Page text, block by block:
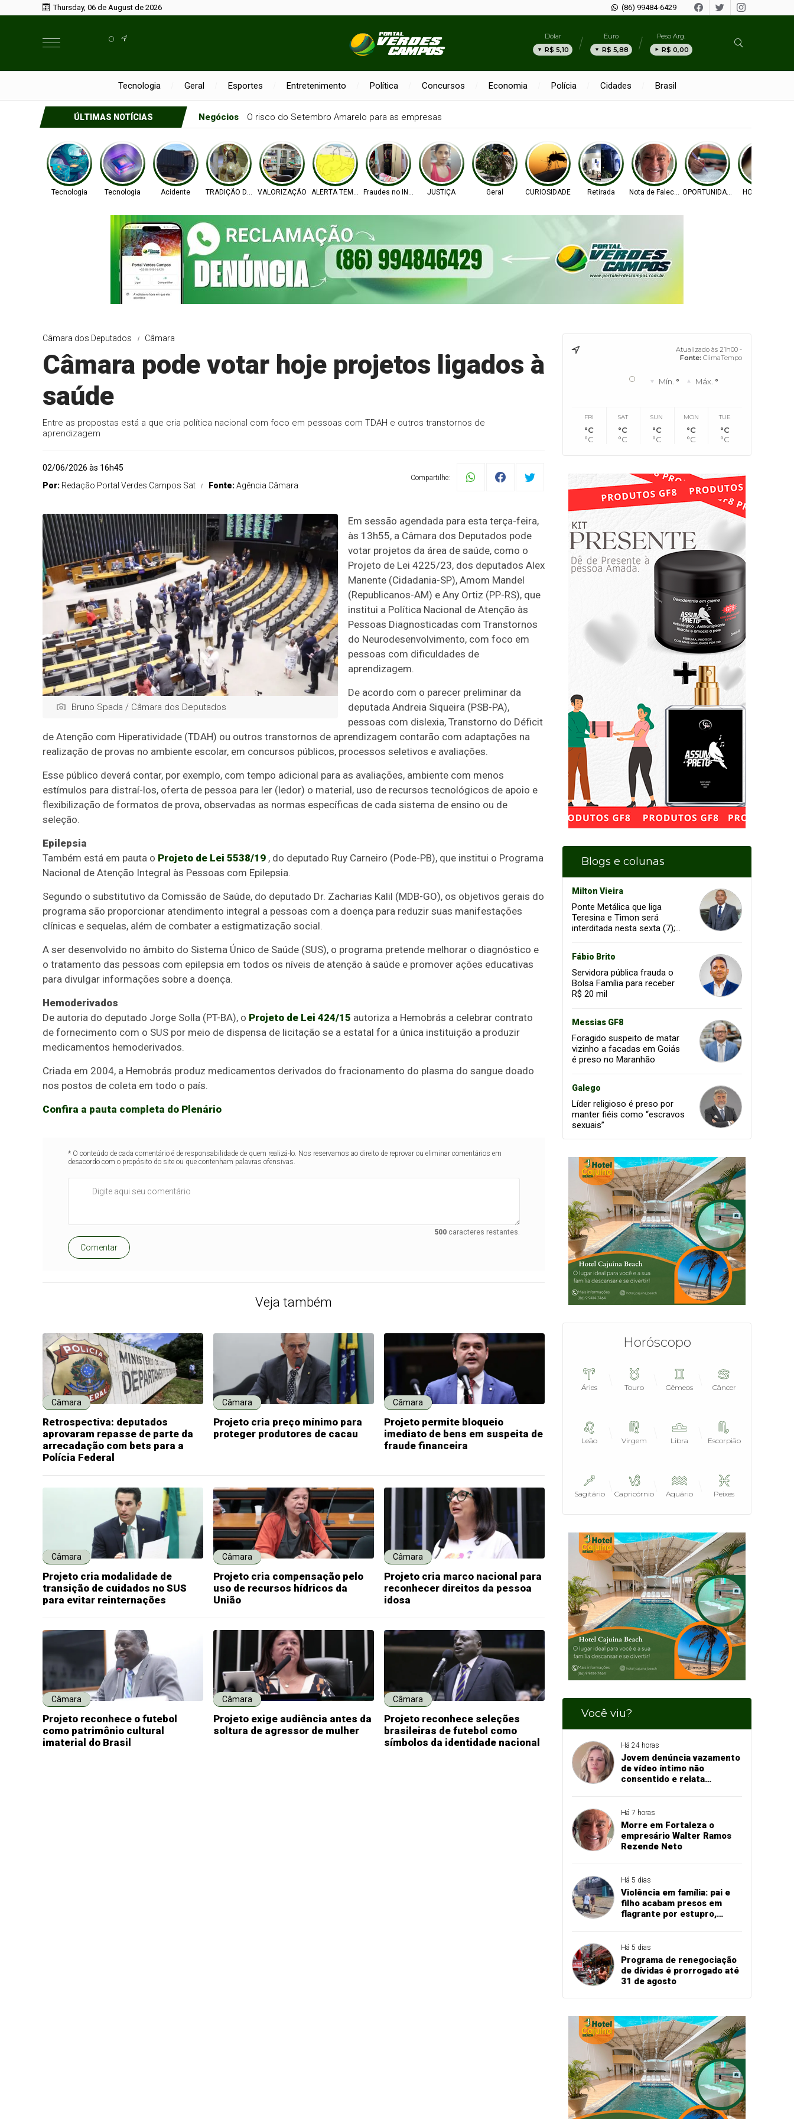
Thursday, 06 de August de 2026 (86) 99484-6429
°
Dólar
R$ 5,10
Euro
R$ 5,88
Peso Arg.
R$ 0,00
Tecnologia Geral Esportes Entretenimento Política Concursos Economia Polícia Cidades Brasil
ÚLTIMAS NOTÍCIAS Negócios O risco do Setembro Amarelo para as empresas
Tecnologia Tecnologia Acidente TRADIÇÃO DE FÉVALORIZAÇÃO ALERTA TEMPO Fraudes no INSS JUSTIÇA Geral CURIOSIDADE Retirada Nota de FalecimentoOPORTUNIDADE HOMICÍDIO
Câmara dos Deputados Câmara
Câmara pode votar hoje projetos ligados à
saúde
Entre as propostas está a que cria política nacional com foco em pessoas com TDAH e outros transtornos de
aprendizagem
02/06/2026 às 16h45
Por: Redação Portal Verdes Campos Sat Fonte:Agência Câmara
Compartilhe:
Bruno Spada / Câmara dos Deputados
Em sessão agendada para esta terça-feira,
às 13h55, a Câmara dos Deputados pode
votar projetos da área de saúde, como o
Projeto de Lei 4225/23, dos deputados Alex
Manente (Cidadania-SP), Amom Mandel
(Republicanos-AM) e Any Ortiz (PP-RS), que
institui a Política Nacional de Atenção às
Pessoas Diagnosticadas com Transtornos
do Neurodesenvolvimento, com foco em
pessoas com dificuldades de
aprendizagem.
De acordo com o parecer preliminar da
deputada Andreia Siqueira (PSB-PA),
pessoas com dislexia, Transtorno do Déficit
de Atenção com Hiperatividade (TDAH) ou outros transtornos de aprendizagem contarão com adaptações na
realização de provas no ambiente escolar, em concursos públicos, processos seletivos e avaliações.
Esse público deverá contar, por exemplo, com tempo adicional para as avaliações, ambiente com menos
estímulos para distraí-los, oferta de pessoa para ler (ledor) o material, uso de recursos tecnológicos de apoio e
flexibilização de formatos de prova, observadas as normas específicas de cada sistema de ensino ou de
seleção.
Epilepsia
Também está em pauta o Projeto de Lei 5538/19 , do deputado Ruy Carneiro (Pode-PB), que institui o Programa
Nacional de Atenção Integral às Pessoas com Epilepsia.
Segundo o substitutivo da Comissão de Saúde, do deputado Dr. Zacharias Kalil (MDB-GO), os objetivos gerais do
programa são proporcionar atendimento integral a pessoas com a doença para reduzir suas manifestações
clínicas e sequelas, além de combater a estigmatização social.
A ser desenvolvido no âmbito do Sistema Único de Saúde (SUS), o programa pretende melhorar o diagnóstico e
o tratamento das pessoas com epilepsia em todos os níveis de atenção à saúde e promover ações educativas
para divulgar informações sobre a doença.
Hemoderivados
De autoria do deputado Jorge Solla (PT-BA), o Projeto de Lei 424/15 autoriza a Hemobrás a celebrar contrato
de fornecimento com o SUS por meio de dispensa de licitação se a estatal for a única instituição a produzir
medicamentos hemoderivados.
Criada em 2004, a Hemobrás produz medicamentos derivados do fracionamento do plasma do sangue doado
nos postos de coleta em todo o país.
Confira a pauta completa do Plenário
* O conteúdo de cada comentário é de responsabilidade de quem realizá-lo. Nos reservamos ao direito de reprovar ou eliminar comentários em
desacordo com o propósito do site ou que contenham palavras ofensivas.
500caracteres restantes.
Comentar
Veja também
Câmara
Retrospectiva: deputados
aprovaram repasse de parte da
arrecadação com bets para a
Polícia Federal
Câmara
Projeto cria preço mínimo para
proteger produtores de cacau
Câmara
Projeto permite bloqueio
imediato de bens em suspeita de
fraude financeira
Câmara
Projeto cria modalidade de
transição de cuidados no SUS
para evitar reinternações
Câmara
Projeto cria compensação pelo
uso de recursos hídricos da
União
Câmara
Projeto cria marco nacional para
reconhecer direitos da pessoa
idosa
Câmara
Projeto reconhece o futebol
como patrimônio cultural
imaterial do Brasil
Câmara
Projeto exige audiência antes da
soltura de agressor de mulher
Câmara
Projeto reconhece seleções
brasileiras de futebol como
símbolos da identidade nacional
Atualizado às 21h00 -
Fonte: ClimaTempo
° Mín. ° Máx. °
FRI
°C
°C
SAT
°C
°C
SUN
°C
°C
MON
°C
°C
TUE
°C
°C
Blogs e colunas
Milton Vieira
Ponte Metálica que liga
Teresina e Timon será
interditada nesta sexta (7);
Fábio Brito
Servidora pública frauda o
Bolsa Família para receber
R$ 20 mil
Messias GF8
Foragido suspeito de matar
vizinho a facadas em Goiás
é preso no Maranhão
Galego
Líder religioso é preso por
manter fiéis como “escravos
sexuais”
Horóscopo
Áries Touro Gêmeos Câncer
Leão Virgem Libra Escorpião
Sagitário Capricórnio Aquário Peixes
Você viu?
Há 24 horas
Jovem denúncia vazamento
de vídeo íntimo não
consentido e relata
Há 7 horas
Morre em Fortaleza o
empresário Walter Ramos
Rezende Neto
Há 5 dias
Violência em família: pai e
filho acabam presos em
flagrante por estupro,
Há 5 dias
Programa de renegociação
de dívidas é prorrogado até
31 de agosto